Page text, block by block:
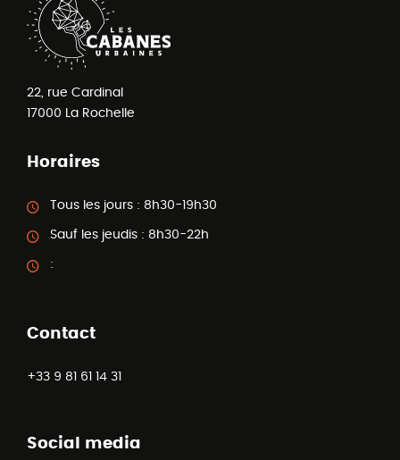
22, rue Cardinal
17000 La Rochelle
Horaires
Tous les jours : 8h30-19h30
Sauf les jeudis : 8h30-22h
:
Contact
+33 9 81 61 14 31
Social media